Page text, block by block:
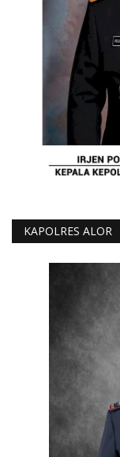
KAPOLRES ALOR